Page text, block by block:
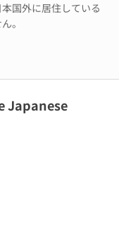
国外に居住している
。
Japanese